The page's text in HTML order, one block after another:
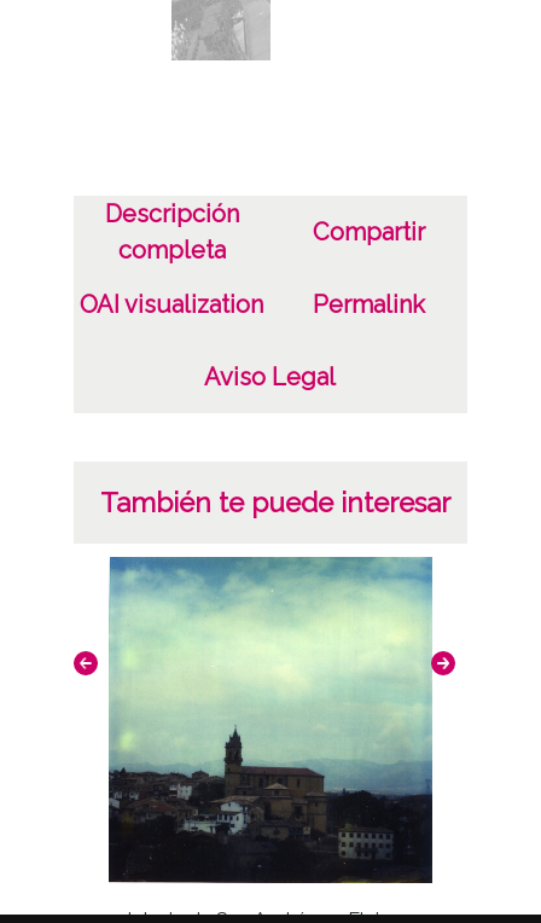
Descripción
completa
Compartir
OAI visualization Permalink
Aviso Legal
También te puede interesar